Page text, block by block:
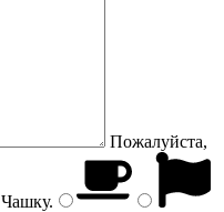
Пожалуйста,
Чашку.